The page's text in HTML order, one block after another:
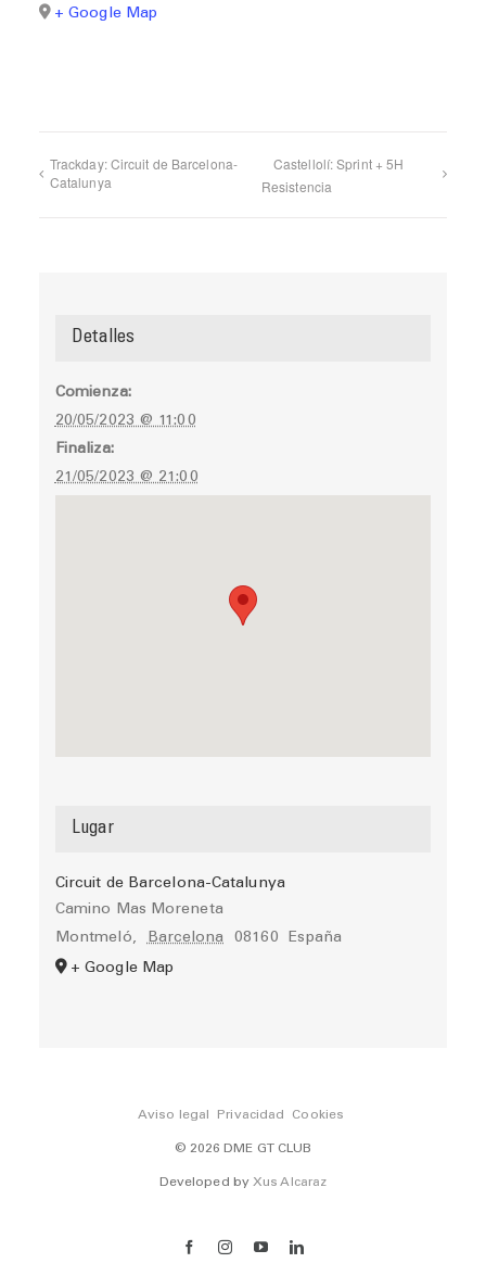
+ Google Map
Trackday: Circuit de Barcelona-
Catalunya
Castellolí: Sprint + 5H
Resistencia
Detalles
Comienza:
20/05/2023 @ 11:00
Finaliza:
21/05/2023 @ 21:00
Lugar
Circuit de Barcelona-Catalunya
Camino Mas Moreneta
Montmeló, Barcelona 08160
España
+ Google Map
Aviso legal Privacidad Cookies
© 2026 DME GT CLUB
Developed byXus Alcaraz
FacebookInstagramYouTubeLinkedIn